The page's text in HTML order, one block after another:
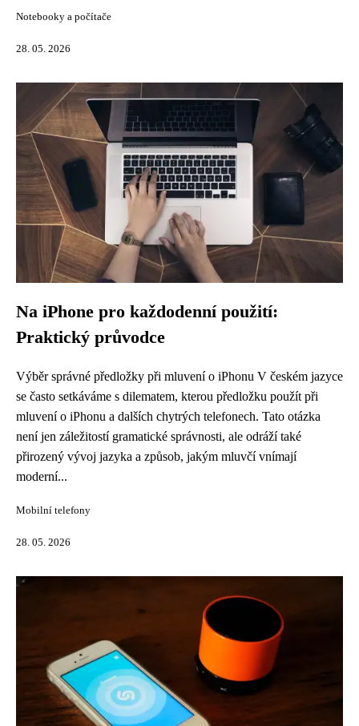
Notebooky a počítače
28. 05. 2026
Na iPhone pro každodenní použití:
Praktický průvodce
Výběr správné předložky při mluvení o iPhonu V českém jazyce
se často setkáváme s dilematem, kterou předložku použít při
mluvení o iPhonu a dalších chytrých telefonech. Tato otázka
není jen záležitostí gramatické správnosti, ale odráží také
přirozený vývoj jazyka a způsob, jakým mluvčí vnímají
moderní...
Mobilní telefony
28. 05. 2026